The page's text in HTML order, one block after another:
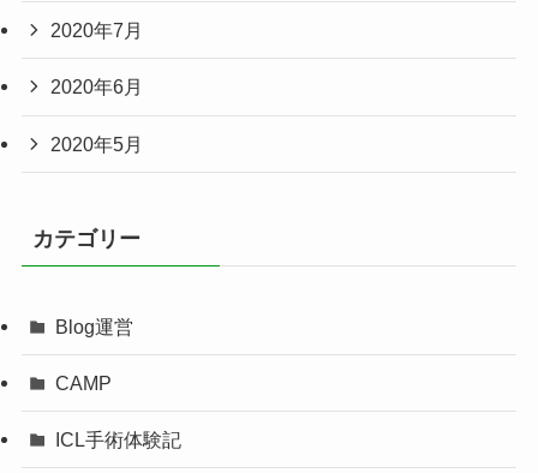
2020年7月
2020年6月
2020年5月
カテゴリー
Blog運営
CAMP
ICL手術体験記